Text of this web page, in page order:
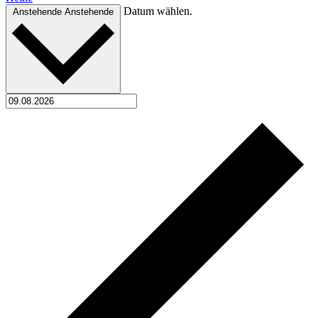
Anstehende Anstehende Datum wählen.